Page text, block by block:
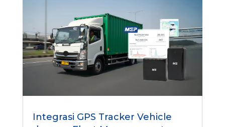
Integrasi GPS Tracker Vehicle